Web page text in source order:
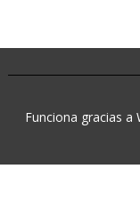
Funciona gracias a